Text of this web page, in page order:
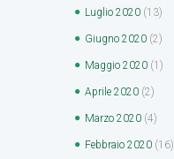
Luglio 2020 (13)
Giugno 2020 (2)
Maggio 2020 (1)
Aprile 2020 (2)
Marzo 2020 (4)
Febbraio 2020 (16)